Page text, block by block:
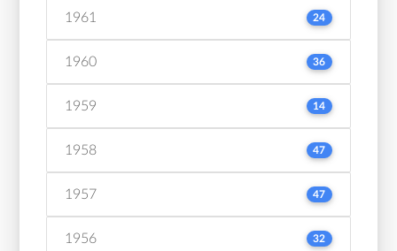
1961 24
1960 36
1959 14
1958 47
1957 47
1956 32